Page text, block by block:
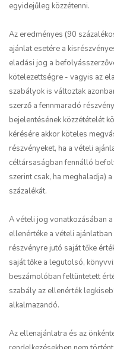
egyidejűleg közzétenni.
Az eredményes (90
ajánlat esetére a
eladási jog a
kötelezettségre - vagyis az
szabályok is változtak
szerző a fennmaradó
bejelentésének közzétételét
kérésére akkor köteles
részvényeket, ha a vételi
céltársaságban fennálló
szerint csak, ha meghaladja)
százalékát.
A vételi jog vonatkozásában
ellenértéke a vételi
részvényre jutó saját tőke
saját tőke a legutolsó,
beszámolóban feltüntetett
szabály az ellenérték
alkalmazandó.
Az ellenajánlatra és az